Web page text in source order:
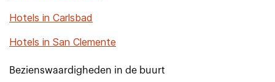
Hotels in Carlsbad
Hotels in San Clemente
Bezienswaardigheden in de buurt